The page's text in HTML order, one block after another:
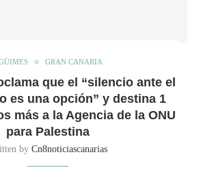
GRAN CANARIA
que el “silencio ante el
es una opción” y destina 1
más a la Agencia de la ONU
para Palestina
by Cn8noticiascanarias